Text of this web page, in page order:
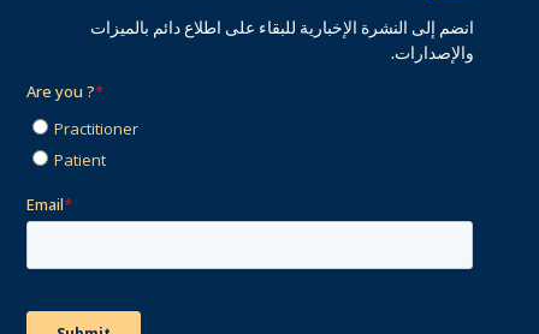
انضم إلى النشرة الإخبارية للبقاء على اطلاع دائم بالميزات
والإصدارات.